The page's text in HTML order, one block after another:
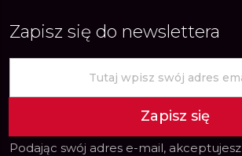
Zapisz się do newslettera
Zapisz się
Podając swój adres e-mail, akceptujesz